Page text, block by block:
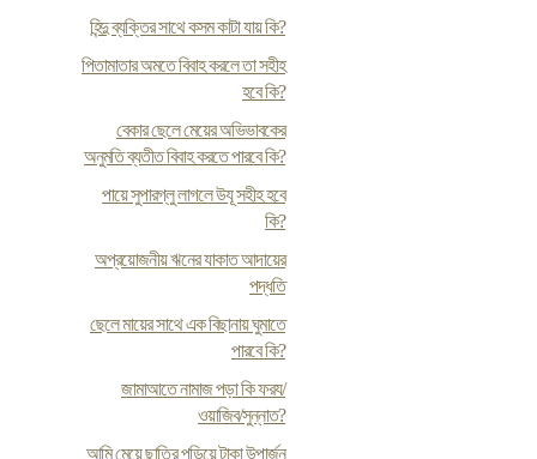
হিন্দু ব্যক্তির সাথে কসম কাটা যায় কি?
পিতামাতার অমতে বিবাহ করলে তা সহীহ
হবে কি?
বেকার ছেলে মেয়ের অভিভাবকের
অনুমতি ব্যতীত বিবাহ করতে পারবে কি?
পায়ে সুপারগ্লু লাগলে উযূ সহীহ হবে
কি?
অপ্রয়োজনীয় ঋনের যাকাত আদায়ের
পদ্ধতি
ছেলে মায়ের সাথে এক বিছানায় ঘুমাতে
পারবে কি?
জামাআতে নামাজ পড়া কি ফরয/
ওয়াজিব/সুন্নাত?
আমি মেয়ে ছাত্রি পড়িয়ে টাকা উপার্জন